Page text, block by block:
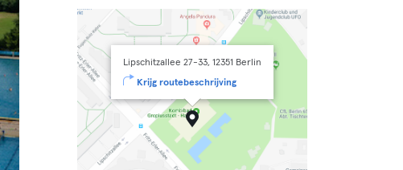
Lipschitzallee 27-33, 12351 Berlin
Krijg routebeschrijving